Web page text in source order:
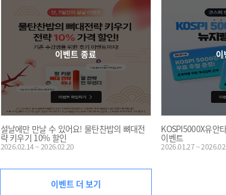
이벤트 종료
설날에만 만날 수 있어요! 물탄찬밥의 뼈대전
략 키우기 10% 할인
2026.02.14 ~ 2026.02.20
이
KOSPI5000X유안
이벤트
2026.01.27 ~
이벤트 더 보기